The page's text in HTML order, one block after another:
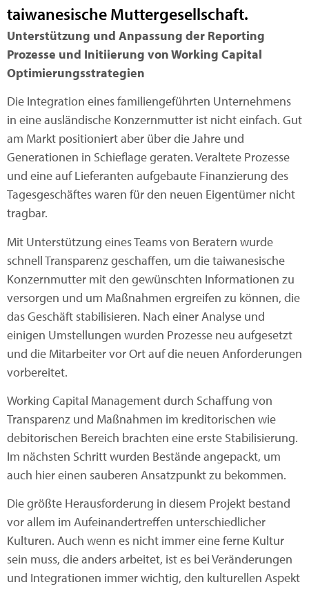
taiwanesische Muttergesellschaft.
Unterstützung und Anpassung der Reporting
Prozesse und Initiierung von Working Capital
Optimierungsstrategien
Die Integration eines familiengeführten Unternehmens
in eine ausländische Konzernmutter ist nicht einfach. Gut
am Markt positioniert aber über die Jahre und
Generationen in Schieflage geraten. Veraltete Prozesse
und eine auf Lieferanten aufgebaute Finanzierung des
Tagesgeschäftes waren für den neuen Eigentümer nicht
tragbar.
Mit Unterstützung eines Teams von Beratern wurde
schnell Transparenz geschaffen, um die taiwanesische
Konzernmutter mit den gewünschten Informationen zu
versorgen und um Maßnahmen ergreifen zu können, die
das Geschäft stabilisieren. Nach einer Analyse und
einigen Umstellungen wurden Prozesse neu aufgesetzt
und die Mitarbeiter vor Ort auf die neuen Anforderungen
vorbereitet.
Working Capital Management durch Schaffung von
Transparenz und Maßnahmen im kreditorischen wie
debitorischen Bereich brachten eine erste Stabilisierung.
Im nächsten Schritt wurden Bestände angepackt, um
auch hier einen sauberen Ansatzpunkt zu bekommen.
Die größte Herausforderung in diesem Projekt bestand
vor allem im Aufeinandertreffen unterschiedlicher
Kulturen. Auch wenn es nicht immer eine ferne Kultur
sein muss, die anders arbeitet, ist es bei Veränderungen
und Integrationen immer wichtig, den kulturellen Aspekt